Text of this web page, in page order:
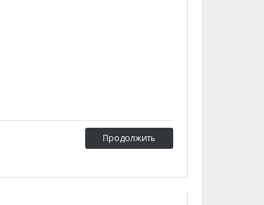
Продолжить